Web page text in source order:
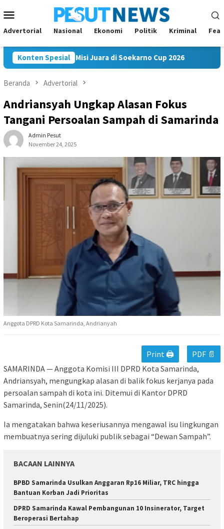
ke
kontenMobile
Advertorial Nasional Ekonomi Politik Kriminal
Konten Spesial
FC Bawa Misi Juara di Soekarno Cup 2026
Beranda Advertorial
Andriansyah Ungkap Alasan Fokus
Tangani Persoalan Sampah di Samarinda
Admin Pesut
November 24, 2025
Anggota DPRD Kota Samarinda, Andrianyah
Print 🖨
PDF 📄
SAMARINDA — Anggota Komisi III DPRD Kota Samarinda,
Andriansyah, mengungkap alasan di balik fokus kerjanya pada
persoalan sampah di kota ini. Ditemui di Kantor DPRD
Samarinda, Senin(24/11/2025).
Ia mengatakan bahwa keseriusannya mengawal isu lingkungan
membuatnya sering dijuluki publik sebagai “Dewan Sampah”.
BACAAN LAINNYA
BPBD Samarinda Usulkan Anggaran Rp16 Miliar, TRC hingga
Bantuan Korban Jadi Prioritas
DPRD Samarinda Kawal Pembangunan 10 Insinerator, Target
Beroperasi Bertahap